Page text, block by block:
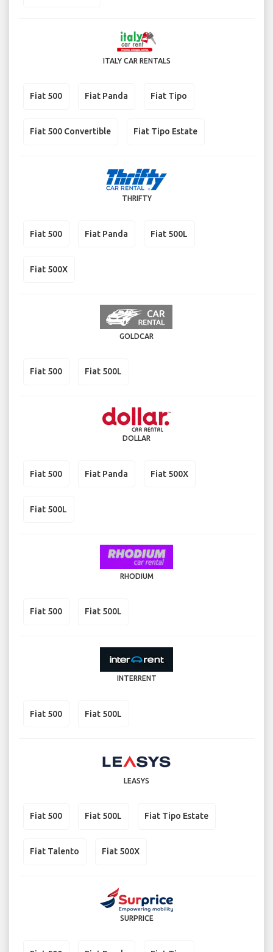
ITALY CAR RENTALS
Fiat 500 Fiat Panda Fiat Tipo
Fiat 500 Convertible Fiat Tipo Estate
THRIFTY
Fiat 500 Fiat Panda Fiat 500L
Fiat 500X
GOLDCAR
Fiat 500 Fiat 500L
DOLLAR
Fiat 500 Fiat Panda Fiat 500X
Fiat 500L
RHODIUM
Fiat 500 Fiat 500L
INTERRENT
Fiat 500 Fiat 500L
LEASYS
Fiat 500 Fiat 500L Fiat Tipo Estate
Fiat Talento Fiat 500X
SURPRICE